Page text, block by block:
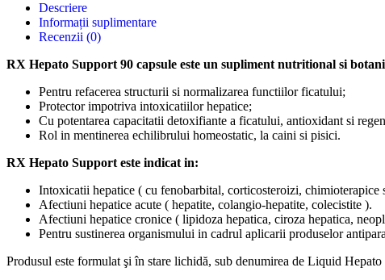
Descriere
Informații suplimentare
Recenzii (0)
RX Hepato Support 90 capsule este un supliment nutritional si
Pentru refacerea structurii si normalizarea functiilor ficatului;
Protector impotriva intoxicatiilor hepatice;
Cu potentarea capacitatii detoxifiante a ficatului, antioxidant si
Rol in mentinerea echilibrului homeostatic, la caini si pisici.
RX Hepato Support este indicat in:
Intoxicatii hepatice ( cu fenobarbital, corticosteroizi, chimioterapice
Afectiuni hepatice acute ( hepatite, colangio-hepatite, colecistite ).
Afectiuni hepatice cronice ( lipidoza hepatica, ciroza hepatica,
Pentru sustinerea organismului in cadrul aplicarii produselor
Produsul este formulat şi în stare lichidă, sub denumirea de Liquid